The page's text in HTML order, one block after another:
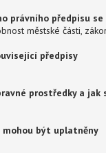
právního předpisu
městské části,
předpisy
prostředky a
mohou být uplatněny